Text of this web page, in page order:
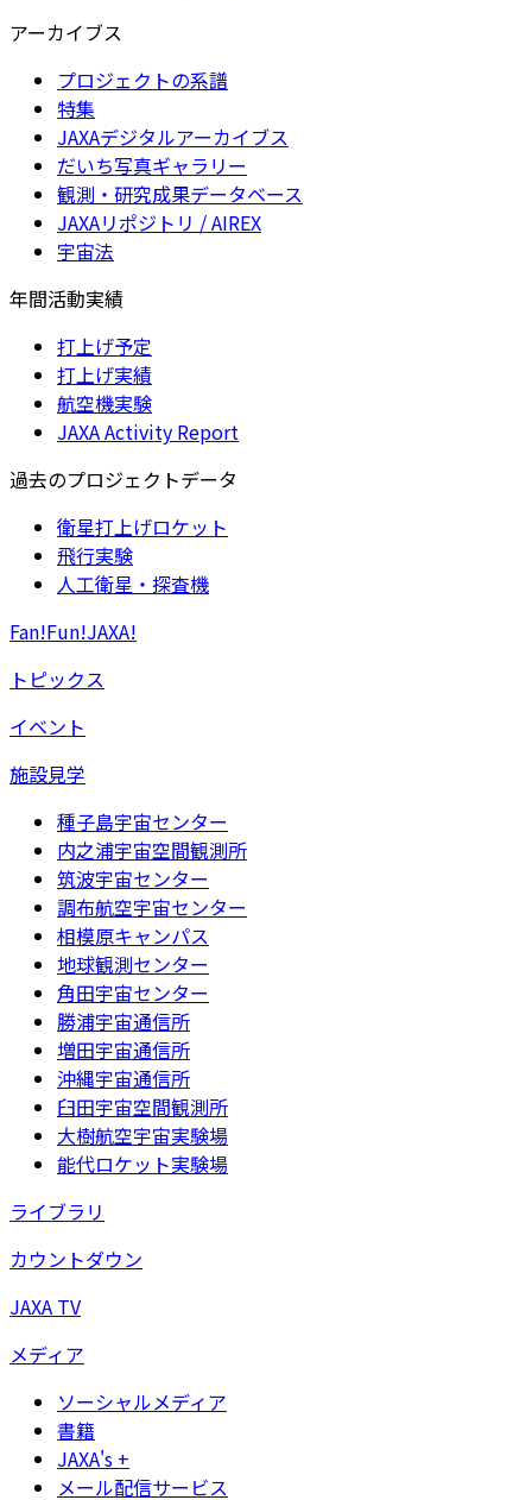
アーカイブス
プロジェクトの系譜
特集
JAXAデジタルアーカイブス
だいち写真ギャラリー
観測・研究成果データベース
JAXAリポジトリ / AIREX
宇宙法
年間活動実績
打上げ予定
打上げ実績
航空機実験
JAXA Activity Report
過去のプロジェクトデータ
衛星打上げロケット
飛行実験
人工衛星・探査機
Fan!Fun!JAXA!
トピックス
イベント
施設見学
種子島宇宙センター
内之浦宇宙空間観測所
筑波宇宙センター
調布航空宇宙センター
相模原キャンパス
地球観測センター
角田宇宙センター
勝浦宇宙通信所
増田宇宙通信所
沖縄宇宙通信所
臼田宇宙空間観測所
大樹航空宇宙実験場
能代ロケット実験場
ライブラリ
カウントダウン
JAXA TV
メディア
ソーシャルメディア
書籍
JAXA's +
メール配信サービス